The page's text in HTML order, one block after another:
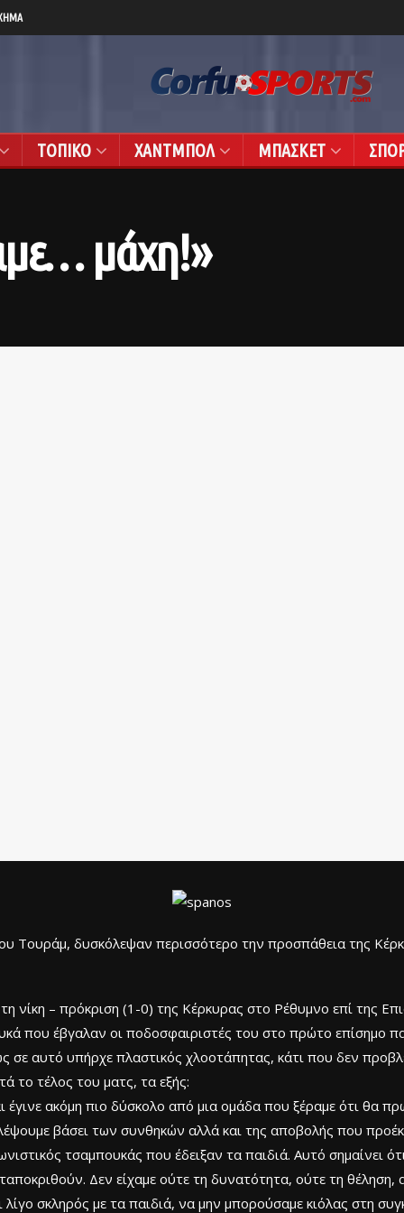
ΤΟΠΙΚΟ ΧΑΝΤΜΠΟΛ ΜΠΑΣΚΕΤ
μάχη!»
Τουράμ, δυσκόλεψαν περισσότερο την προσπάθεια της
νίκη – πρόκριση (1-0) της Κέρκυρας στο Ρέθυμνο επί της
που έβγαλαν οι ποδοσφαιριστές του στο πρώτο επίσημο
αυτό υπήρχε πλαστικός χλοοτάπητας, κάτι που δεν
το τέλος του ματς, τα εξής:
έγινε ακόμη πιο δύσκολο από μια ομάδα που ξέραμε ότι θα
βάσει των συνθηκών αλλά και της αποβολής που
τσαμπουκάς που έδειξαν τα παιδιά. Αυτό σημαίνει
Δεν είχαμε ούτε τη δυνατότητα, ούτε τη θέληση,
λίγο σκληρός με τα παιδιά, να μην μπορούσαμε κιόλας στη